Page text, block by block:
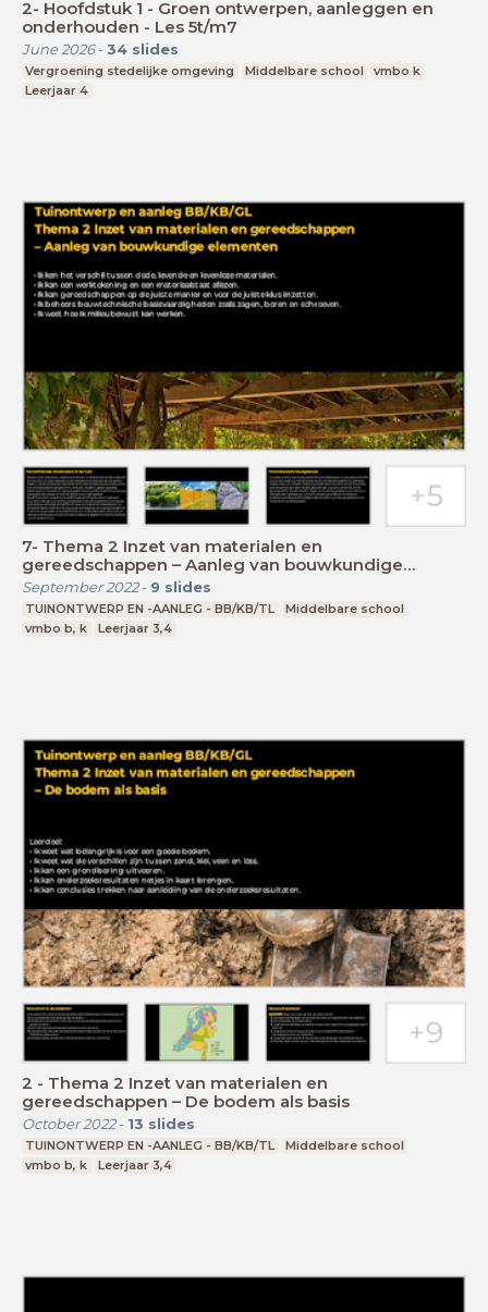
2- Hoofdstuk 1 - Groen ontwerpen, aanleggen en
onderhouden - Les 5t/m7
June 2026- 34 slides
Vergroening stedelijke omgeving Middelbare school
vmbo k
Leerjaar 4
7- Thema 2 Inzet van materialen en
gereedschappen – Aanleg van bouwkundige
elementen
September 2022- 9 slides
TUINONTWERP EN -AANLEG - BB/KB/TL
Middelbare school
vmbo b, k
Leerjaar 3,4
2 - Thema 2 Inzet van materialen en
gereedschappen – De bodem als basis
October 2022- 13 slides
TUINONTWERP EN -AANLEG - BB/KB/TL
Middelbare school
vmbo b, k
Leerjaar 3,4